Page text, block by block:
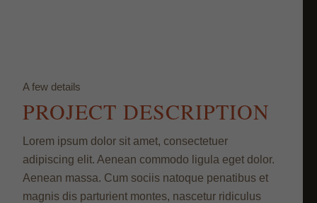
A few details
PROJECT DESCRIPTION
Lorem ipsum dolor sit amet, consectetuer
adipiscing elit. Aenean commodo ligula eget dolor.
Aenean massa. Cum sociis natoque penatibus et
magnis dis parturient montes, nascetur ridiculus